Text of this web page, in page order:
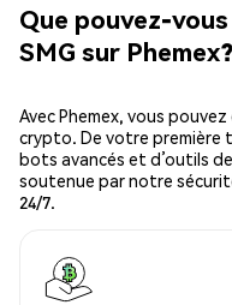
Que pouvez-
SMG sur Phemex?
Avec Phemex, vous
crypto. De votre première
bots avancés et d’outils
soutenue par notre
24/7.